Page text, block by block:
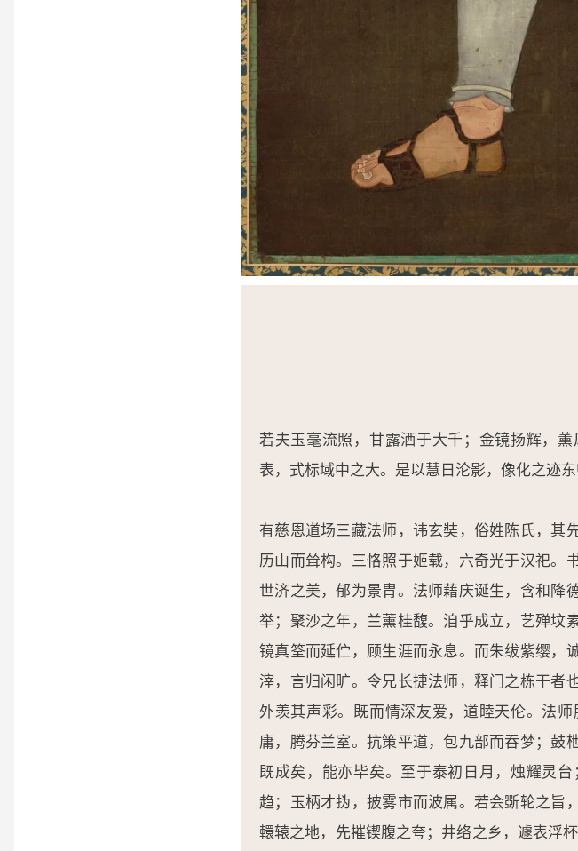
若夫玉毫流照，甘露洒于大千；金镜扬辉，
表，式标域中之大。是以慧日沦影，像化之迹
有慈恩道场三藏法师，讳玄奘，俗姓陈氏，其
历山而耸构。三恪照于姬载，六奇光于汉祀。
世济之美，郁为景胄。法师藉庆诞生，含和降
举；聚沙之年，兰薰桂馥。洎乎成立，艺殚坟
镜真筌而延伫，顾生涯而永息。而朱绂紫缨，
滓，言归闲旷。令兄长捷法师，释门之栋干者
外羡其声彩。既而情深友爱，道睦天伦。法
庸，腾芬兰室。抗策平道，包九部而吞梦；鼓
既成矣，能亦毕矣。至于泰初日月，烛耀灵
趋；玉柄才㧑，披雾市而波属。若会斲轮之旨
轘辕之地，先摧锲腹之夸；井络之乡，遽表浮